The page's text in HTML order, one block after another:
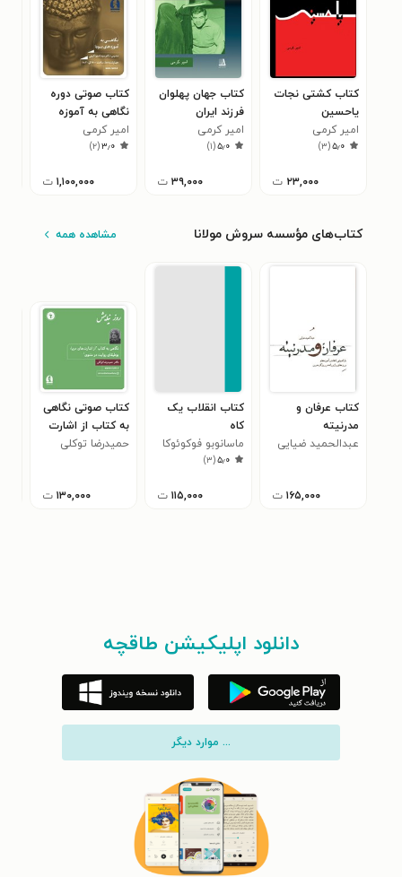
کتاب کشتی نجات
یاحسین
امیر کرمی
۵٫۰(۳)
۲۳,۰۰۰ ت
کتاب جهان پهلوان
فرزند ایران
امیر کرمی
۵٫۰(۱)
۳۹,۰۰۰ ت
کتاب صوتی دوره
نگاهی به آموزه
های بودا
امیر کرمی
۳٫۰(۲)
۱,۱۰۰,۰۰۰ ت
کتاب‌های مؤسسه سروش مولانا مشاهده همه
کتاب عرفان و
مدرنیته
عبدالحمید ضیایی
۱۶۵,۰۰۰ ت
کتاب انقلاب یک
کاه
ماسانوبو فوکوئوکا
۵٫۰(۳)
۱۱۵,۰۰۰ ت
کتاب صوتی نگاهی
به کتاب از اشارت‌
های دریا: بوطیقای
حمیدرضا توکلی
۱۳۰,۰۰۰ ت
دانلود اپلیکیشن طاقچه
... موارد دیگر